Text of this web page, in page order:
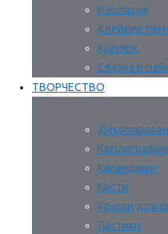
Изоляция
Клейкие
Крепеж
Сварка и
ТВОРЧЕСТВО
Каллиграфия
Карандаши
Кисти
Краски для
Ластики